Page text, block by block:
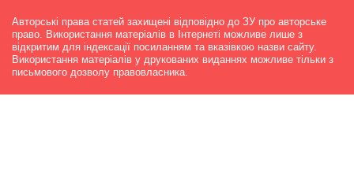
Авторські права статей захищені відповідно до ЗУ про авторське
право. Використання матеріалів в Інтернеті можливе лише з
відкритим для індексації посиланням та вказівкою назви сайту.
Використання матеріалів у друкованих виданнях можливе тільки з
письмового дозволу правовласника.